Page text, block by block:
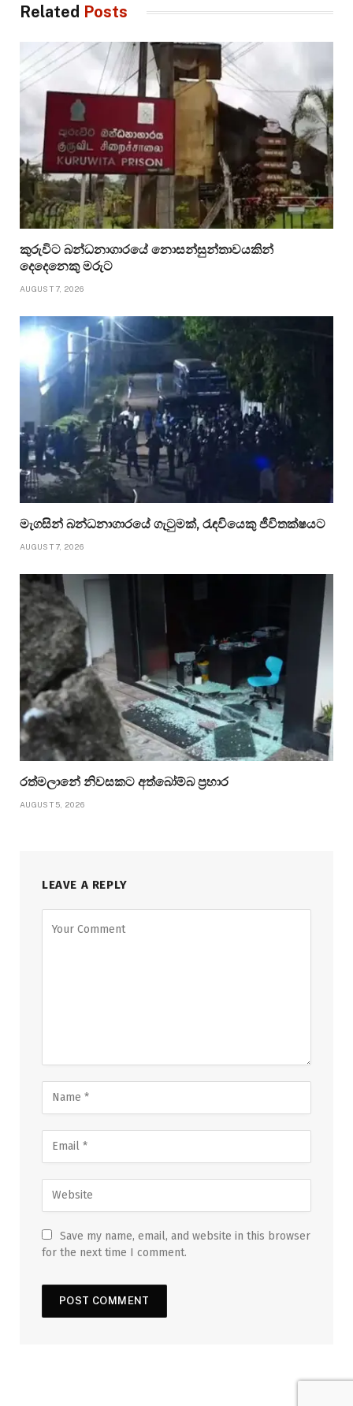
Related Posts
කුරුවිට බන්ධනාගාරයේ නොසන්සුන්තාවයකින්
දෙදෙනෙකු මරුට
AUGUST 7, 2026
මැගසින් බන්ධනාගාරයේ ගැටුමක්, රැඳවියෙකු ජීවිතක්ෂයට
AUGUST 7, 2026
රත්මලානේ නිවසකට අත්බෝම්බ ප්‍රහාර
AUGUST 5, 2026
LEAVE A REPLY
Save my name, email, and website in this browser
for the next time I comment.